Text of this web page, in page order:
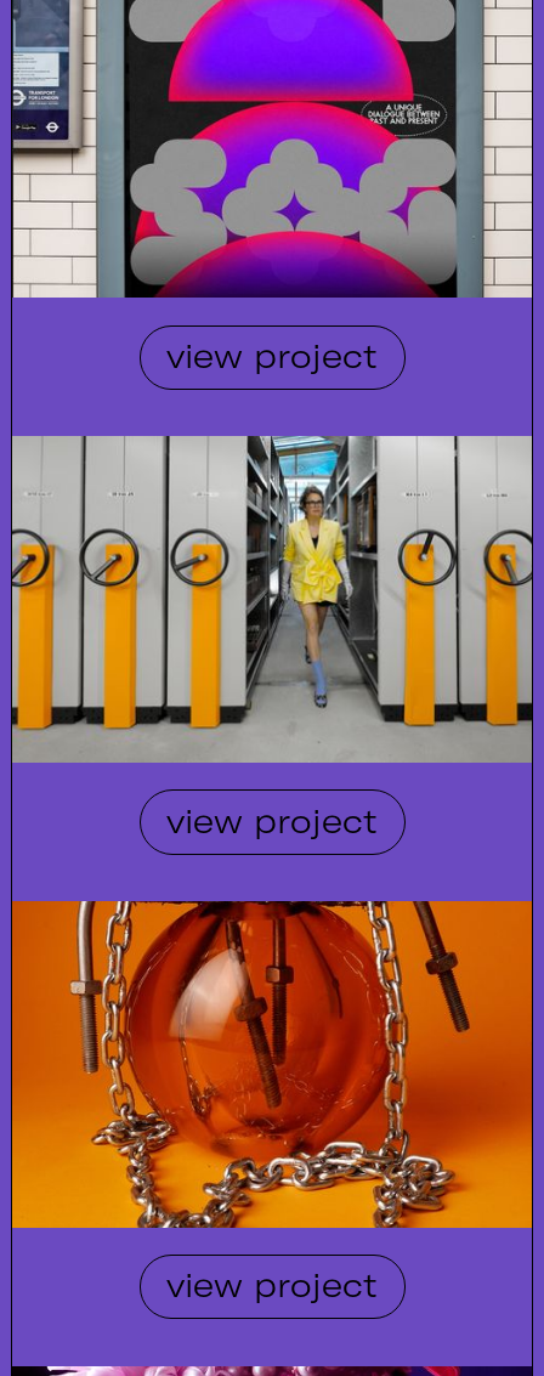
view project
view project
view project